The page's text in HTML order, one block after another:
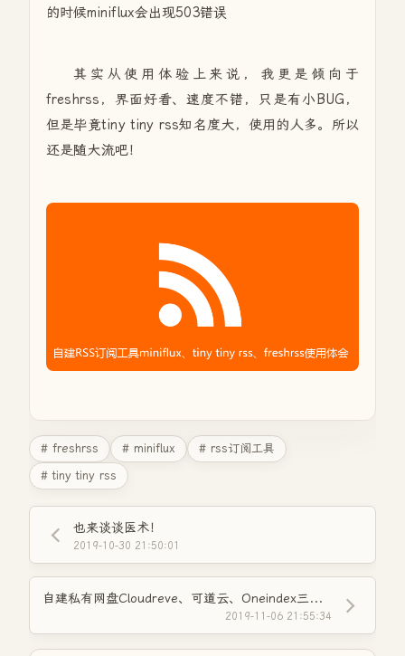
的时候miniflux会出现503错误
其实从使用体验上来说，我更是倾向于
freshrss，界面好看、速度不错，只是有小BUG，
但是毕竟tiny tiny rss知名度大，使用的人多。所以
还是随大流吧！
# freshrss # miniflux
# rss订阅工具
# tiny tiny rss
也来谈谈医术！
2019-10-30 21:50:01
自建私有网盘Cloudreve、可道云、Oneindex三者使用体会
2019-11-06 21:55:34